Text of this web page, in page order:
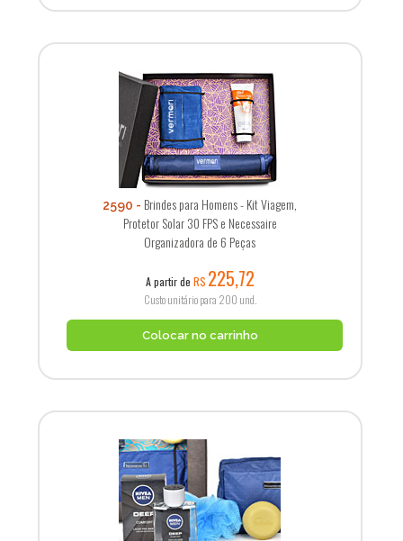
2590
Brindes para Homens - Kit Viagem,
Protetor Solar 30 FPS e Necessaire
Organizadora de 6 Peças
A partir de R$ 225,72
Custo unitário para 200 und.
Colocar no carrinho